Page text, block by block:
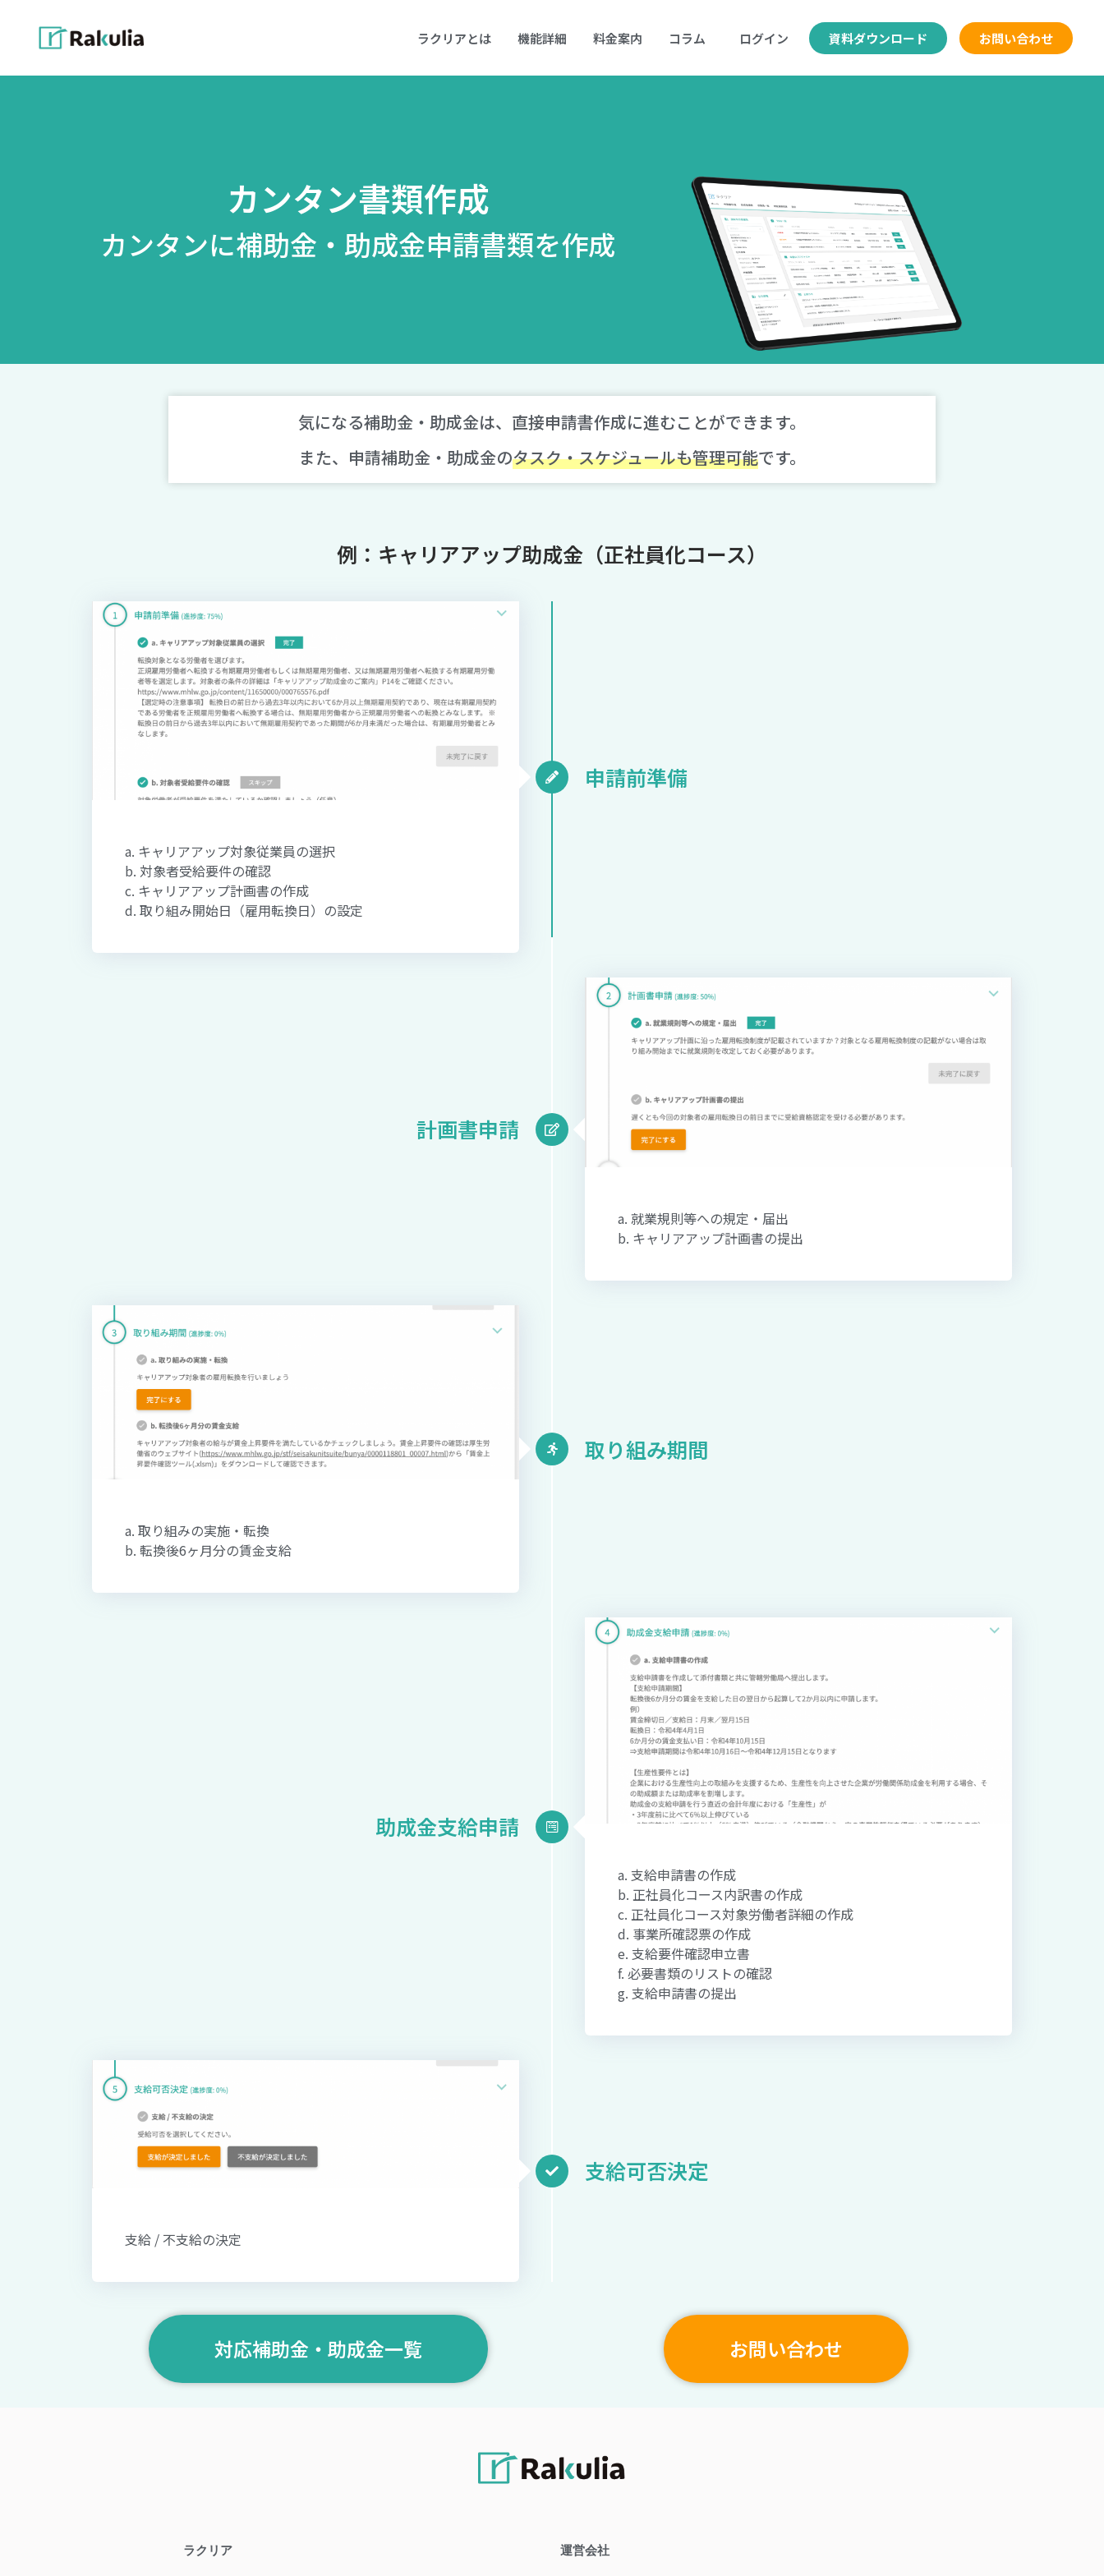
ラクリアとは 機能詳細 料金案内 コラム ログイン 資料ダウンロード お問い合わせ
カンタン書類作成
カンタンに補助金・助成金申請書類を作成
気になる補助金・助成金は、直接申請書作成に進むことができます。
また、申請補助金・助成金のタスク・スケジュールも管理可能です。
例：キャリアアップ助成金（正社員化コース）
a. キャリアアップ対象従業員の選択
b. 対象者受給要件の確認
c. キャリアアップ計画書の作成
d. 取り組み開始日（雇用転換日）の設定
申請前準備
a. 就業規則等への規定・届出
b. キャリアアップ計画書の提出
計画書申請
a. 取り組みの実施・転換
b. 転換後6ヶ月分の賃金支給
取り組み期間
a. 支給申請書の作成
b. 正社員化コース内訳書の作成
c. 正社員化コース対象労働者詳細の作成
d. 事業所確認票の作成
e. 支給要件確認申立書
f. 必要書類のリストの確認
g. 支給申請書の提出
助成金支給申請
支給 / 不支給の決定
支給可否決定
対応補助金・助成金一覧 お問い合わせ
ラクリア 運営会社